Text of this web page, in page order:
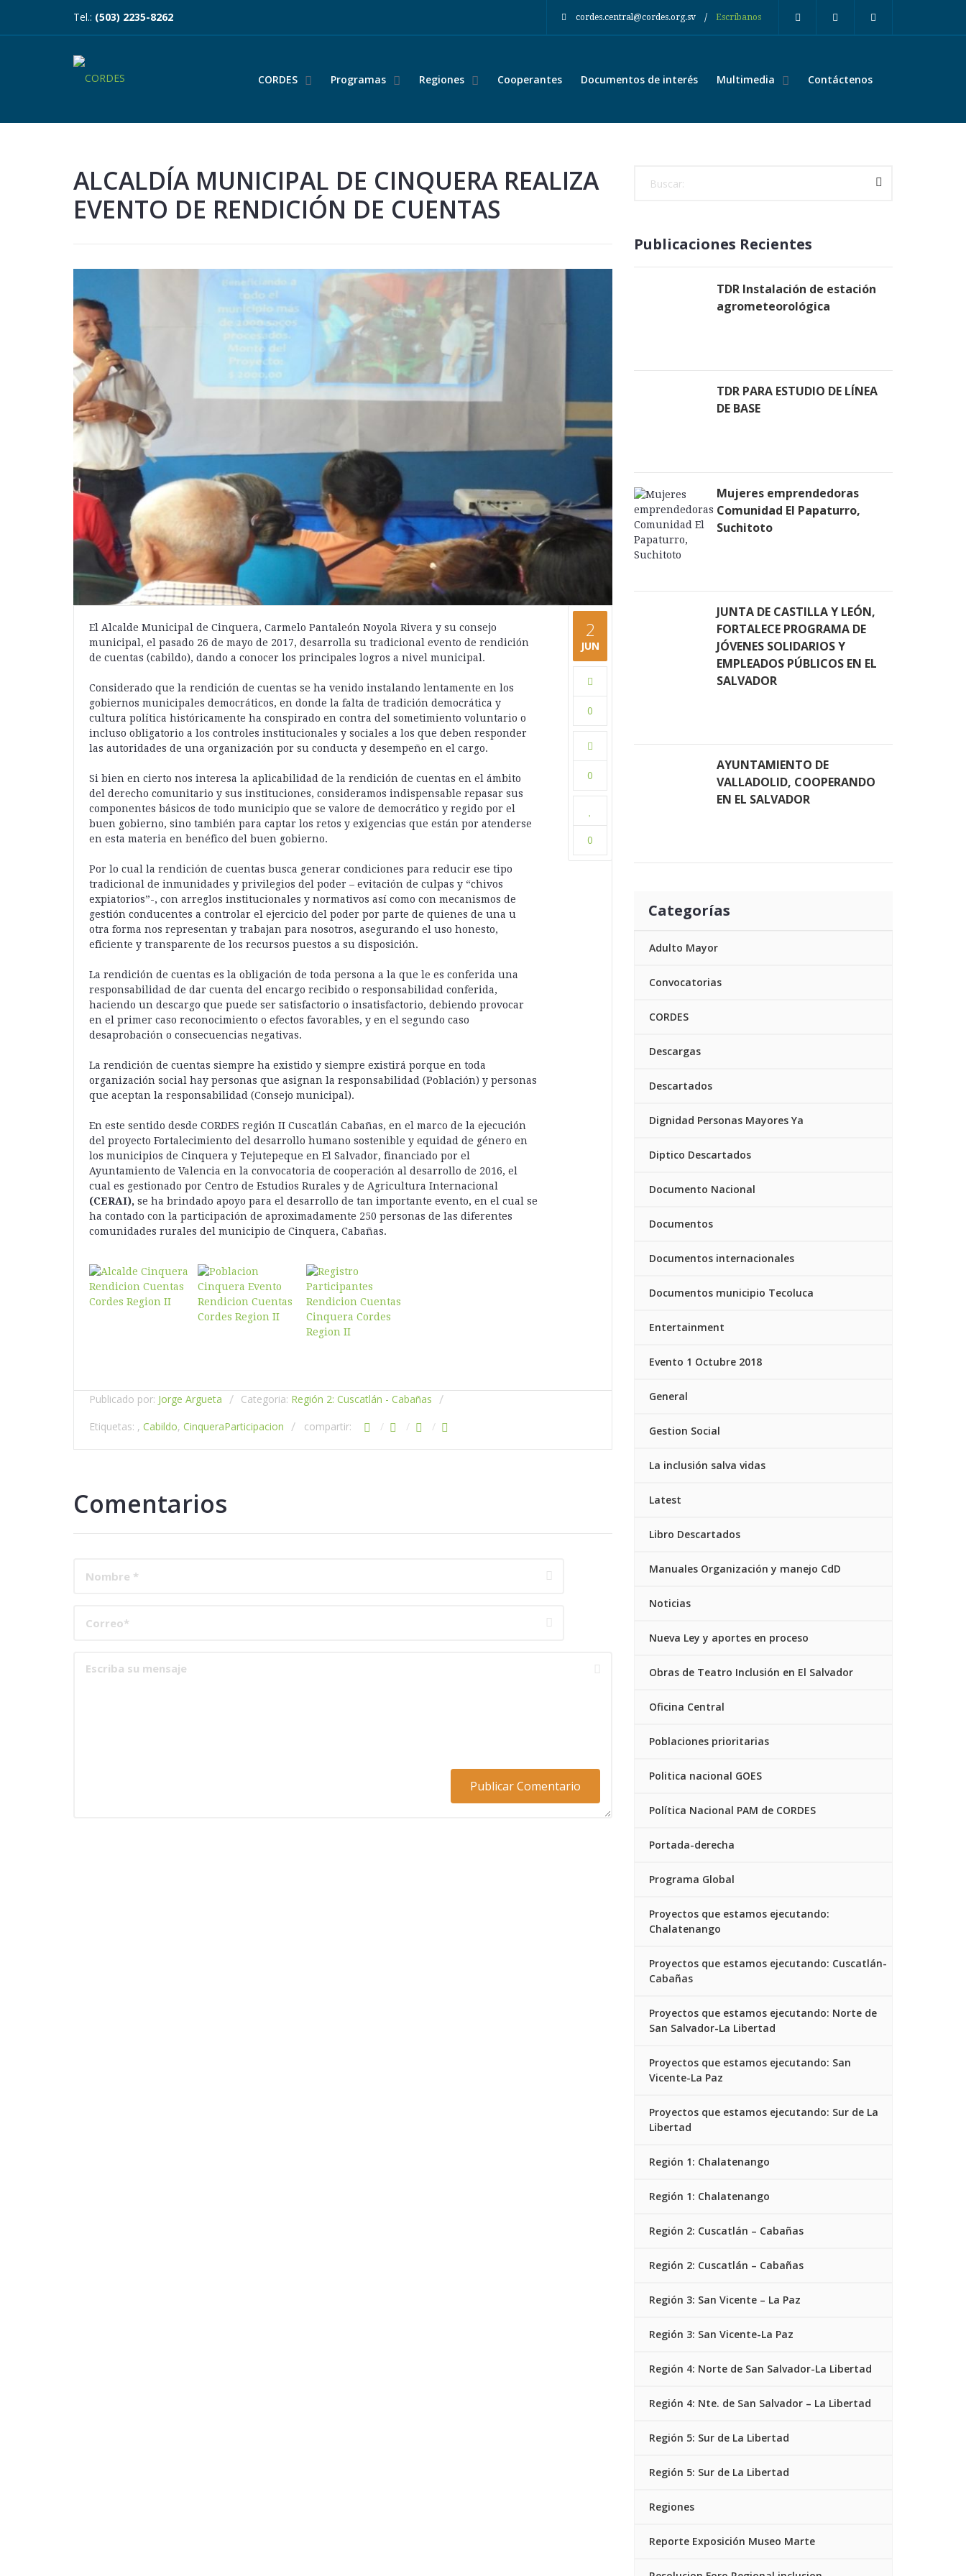
Tel.: (503) 2235-8262 cordes.central@cordes.org.sv / Escríbanos
CORDES Programas Regiones Cooperantes Documentos de interés Multimedia Contáctenos
ALCALDÍA MUNICIPAL DE CINQUERA REALIZA
EVENTO DE RENDICIÓN DE CUENTAS
2
JUN
0
0
0
El Alcalde Municipal de Cinquera, Carmelo Pantaleón Noyola Rivera y su consejo
municipal, el pasado 26 de mayo de 2017, desarrolla su tradicional evento de rendición
de cuentas (cabildo), dando a conocer los principales logros a nivel municipal.
Considerado que la rendición de cuentas se ha venido instalando lentamente en los
gobiernos municipales democráticos, en donde la falta de tradición democrática y
cultura política históricamente ha conspirado en contra del sometimiento voluntario o
incluso obligatorio a los controles institucionales y sociales a los que deben responder
las autoridades de una organización por su conducta y desempeño en el cargo.
Si bien en cierto nos interesa la aplicabilidad de la rendición de cuentas en el ámbito
del derecho comunitario y sus instituciones, consideramos indispensable repasar sus
componentes básicos de todo municipio que se valore de democrático y regido por el
buen gobierno, sino también para captar los retos y exigencias que están por atenderse
en esta materia en benéfico del buen gobierno.
Por lo cual la rendición de cuentas busca generar condiciones para reducir ese tipo
tradicional de inmunidades y privilegios del poder – evitación de culpas y “chivos
expiatorios”-, con arreglos institucionales y normativos así como con mecanismos de
gestión conducentes a controlar el ejercicio del poder por parte de quienes de una u
otra forma nos representan y trabajan para nosotros, asegurando el uso honesto,
eficiente y transparente de los recursos puestos a su disposición.
La rendición de cuentas es la obligación de toda persona a la que le es conferida una
responsabilidad de dar cuenta del encargo recibido o responsabilidad conferida,
haciendo un descargo que puede ser satisfactorio o insatisfactorio, debiendo provocar
en el primer caso reconocimiento o efectos favorables, y en el segundo caso
desaprobación o consecuencias negativas.
La rendición de cuentas siempre ha existido y siempre existirá porque en toda
organización social hay personas que asignan la responsabilidad (Población) y personas
que aceptan la responsabilidad (Consejo municipal).
En este sentido desde CORDES región II Cuscatlán Cabañas, en el marco de la ejecución
del proyecto Fortalecimiento del desarrollo humano sostenible y equidad de género en
los municipios de Cinquera y Tejutepeque en El Salvador, financiado por el
Ayuntamiento de Valencia en la convocatoria de cooperación al desarrollo de 2016, el
cual es gestionado por Centro de Estudios Rurales y de Agricultura Internacional
(CERAI), se ha brindado apoyo para el desarrollo de tan importante evento, en el cual se
ha contado con la participación de aproximadamente 250 personas de las diferentes
comunidades rurales del municipio de Cinquera, Cabañas.
Publicado por: Jorge Argueta Categoria: Región 2: Cuscatlán - Cabañas
Etiquetas: , Cabildo, CinqueraParticipacion compartir:
Comentarios
Publicaciones Recientes
TDR Instalación de estación
agrometeorológica
compartir:
TDR PARA ESTUDIO DE LÍNEA
DE BASE
Mujeres emprendedoras
Comunidad El Papaturro,
Suchitoto
compartir:
JUNTA DE CASTILLA Y LEÓN,
FORTALECE PROGRAMA DE
JÓVENES SOLIDARIOS Y
EMPLEADOS PÚBLICOS EN EL
SALVADOR
compartir:
AYUNTAMIENTO DE
VALLADOLID, COOPERANDO
EN EL SALVADOR
compartir:
Categorías
Adulto Mayor
Convocatorias
CORDES
Descargas
Descartados
Dignidad Personas Mayores Ya
Diptico Descartados
Documento Nacional
Documentos
Documentos internacionales
Documentos municipio Tecoluca
Entertainment
Evento 1 Octubre 2018
General
Gestion Social
La inclusión salva vidas
Latest
Libro Descartados
Manuales Organización y manejo CdD
Noticias
Nueva Ley y aportes en proceso
Obras de Teatro Inclusión en El Salvador
Oficina Central
Poblaciones prioritarias
Politica nacional GOES
Política Nacional PAM de CORDES
Portada-derecha
Programa Global
Proyectos que estamos ejecutando:
Chalatenango
Proyectos que estamos ejecutando: Cuscatlán-
Cabañas
Proyectos que estamos ejecutando: Norte de
San Salvador-La Libertad
Proyectos que estamos ejecutando: San
Vicente-La Paz
Proyectos que estamos ejecutando: Sur de La
Libertad
Región 1: Chalatenango
Región 1: Chalatenango
Región 2: Cuscatlán – Cabañas
Región 2: Cuscatlán – Cabañas
Región 3: San Vicente – La Paz
Región 3: San Vicente-La Paz
Región 4: Norte de San Salvador-La Libertad
Región 4: Nte. de San Salvador – La Libertad
Región 5: Sur de La Libertad
Región 5: Sur de La Libertad
Regiones
Reporte Exposición Museo Marte